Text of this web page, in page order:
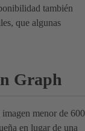
también
que algunas
Graph
imagen menor de 600
en lugar de una